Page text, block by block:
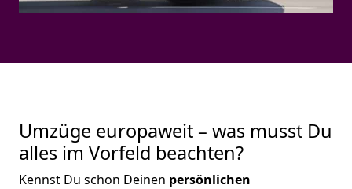
Umzüge europaweit – was musst Du
alles im Vorfeld beachten?
Kennst Du schon Deinen persönlichen